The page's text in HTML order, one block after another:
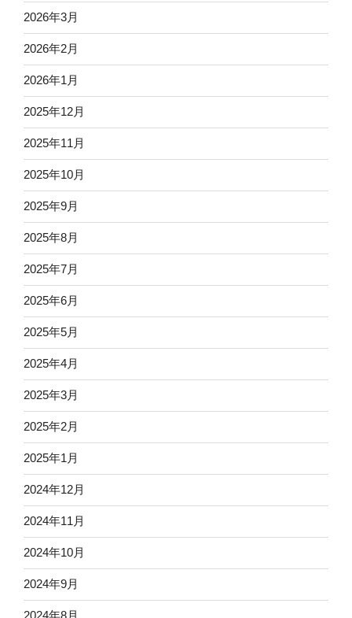
2026年3月
2026年2月
2026年1月
2025年12月
2025年11月
2025年10月
2025年9月
2025年8月
2025年7月
2025年6月
2025年5月
2025年4月
2025年3月
2025年2月
2025年1月
2024年12月
2024年11月
2024年10月
2024年9月